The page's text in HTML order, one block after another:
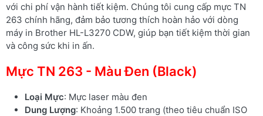
với chi phí vận hành tiết kiệm. Chúng tôi cung cấp mực TN
263 chính hãng, đảm bảo tương thích hoàn hảo với dòng
máy in Brother HL-L3270 CDW, giúp bạn tiết kiệm thời gian
và công sức khi in ấn.
Mực TN 263 - Màu Đen (Black)
Loại Mực: Mực laser màu đen
Dung Lượng: Khoảng 1.500 trang (theo tiêu chuẩn ISO